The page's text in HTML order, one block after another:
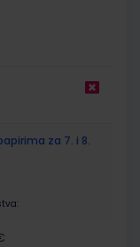
za 7. i 8.